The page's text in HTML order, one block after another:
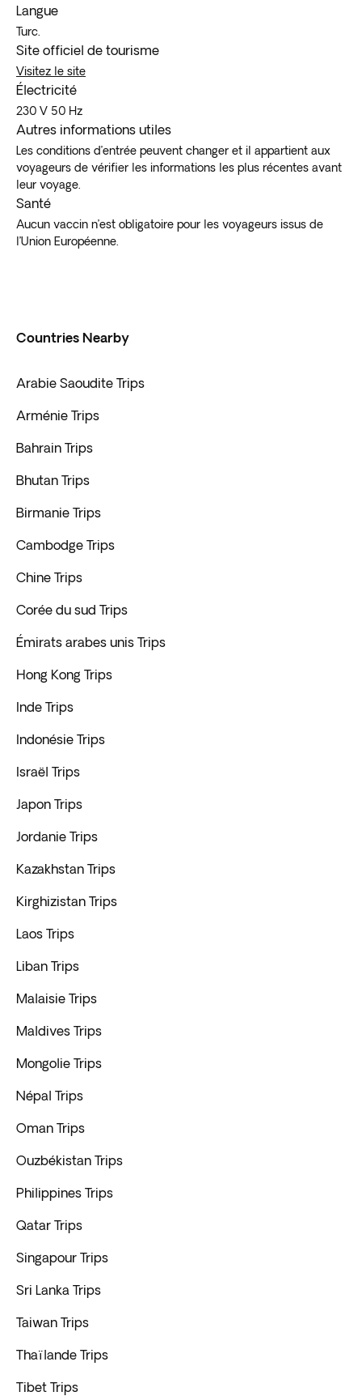
Langue
Turc.
Site officiel de tourisme
Visitez le site
Électricité
230 V 50 Hz
Autres informations utiles
Les conditions d’entrée peuvent changer et il appartient aux
voyageurs de vérifier les informations les plus récentes avant
leur voyage.
Santé
Aucun vaccin n’est obligatoire pour les voyageurs issus de
l’Union Européenne.
Countries Nearby
Arabie Saoudite Trips
Arménie Trips
Bahrain Trips
Bhutan Trips
Birmanie Trips
Cambodge Trips
Chine Trips
Corée du sud Trips
Émirats arabes unis Trips
Hong Kong Trips
Inde Trips
Indonésie Trips
Israël Trips
Japon Trips
Jordanie Trips
Kazakhstan Trips
Kirghizistan Trips
Laos Trips
Liban Trips
Malaisie Trips
Maldives Trips
Mongolie Trips
Népal Trips
Oman Trips
Ouzbékistan Trips
Philippines Trips
Qatar Trips
Singapour Trips
Sri Lanka Trips
Taiwan Trips
Thaïlande Trips
Tibet Trips